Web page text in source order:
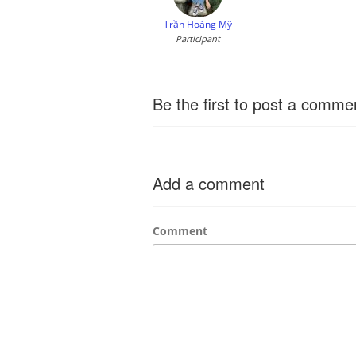
Trần Hoàng Mỹ
Participant
Be the first to post a
Add a comment
Comment